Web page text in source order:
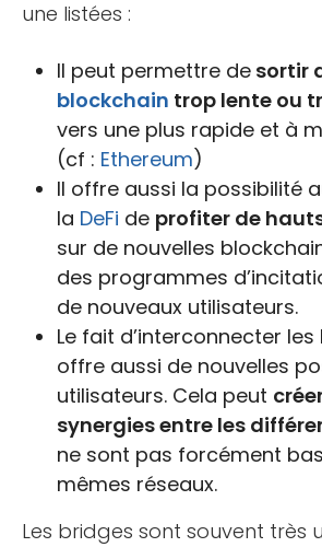
une listées :
Il peut permettre de sortir
blockchain trop lente ou
vers une plus rapide et à
(cf : Ethereum)
Il offre aussi la possibilité
la DeFi de profiter de
sur de nouvelles
des programmes
de nouveaux utilisateurs.
Le fait d’interconnecter
offre aussi de nouvelles
utilisateurs. Cela peut
synergies entre les
ne sont pas forcément
mêmes réseaux.
Les bridges sont souvent très